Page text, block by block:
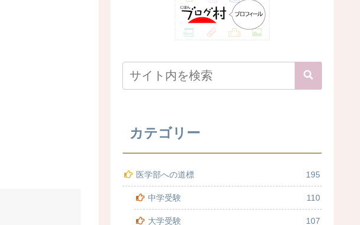
カテゴリー
医学部への道標 195
中学受験 110
大学受験 107